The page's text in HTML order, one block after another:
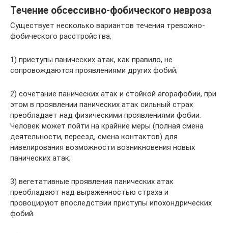
Течение обсессивно-фобического невроза
Существует несколько вариантов течения тревожно-
фобического расстройства:
1) приступы панических атак, как правило, не
сопровождаются проявлениями других фобий;
2) сочетание панических атак и стойкой агорафобии, при
этом в проявлении панических атак сильный страх
преобладает над физическими проявлениями фобии.
Человек может пойти на крайние меры (полная смена
деятельности, переезд, смена контактов) для
нивелирования возможности возникновения новых
панических атак;
3) вегетативные проявления панических атак
преобладают над выраженностью страха и
провоцируют впоследствии приступы ипохондрических
фобий.